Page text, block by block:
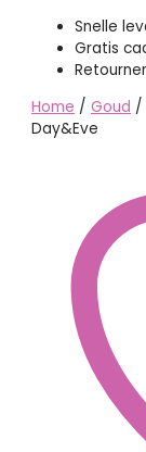
Snelle
Gratis
Home /Goud /
Day&Eve